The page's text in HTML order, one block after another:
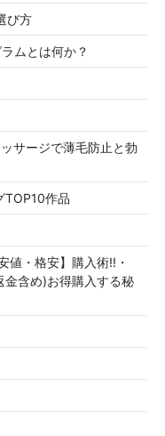
び方
ムとは何か？
サージで薄毛防止と勃
TOP10作品
値・格安】購入術!!・
含め)お得購入する秘